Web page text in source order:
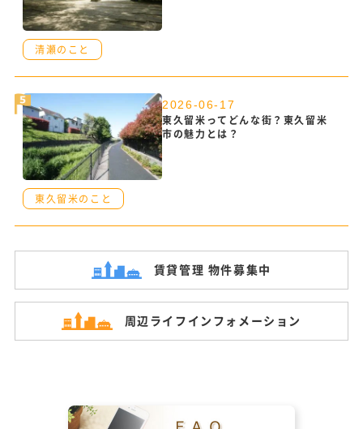
清瀬のこと
2026-06-17
東久留米ってどんな街？東久留米
市の魅力とは？
東久留米のこと
賃貸管理 物件募集中
周辺ライフ インフォメーション